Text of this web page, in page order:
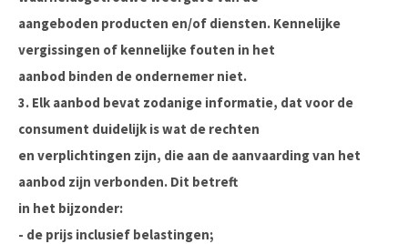
aangeboden producten en/of diensten. Kennelijke
vergissingen of kennelijke fouten in het
aanbod binden de ondernemer niet.
3. Elk aanbod bevat zodanige informatie, dat voor de
consument duidelijk is wat de rechten
en verplichtingen zijn, die aan de aanvaarding van het
aanbod zijn verbonden. Dit betreft
in het bijzonder:
- de prijs inclusief belastingen;